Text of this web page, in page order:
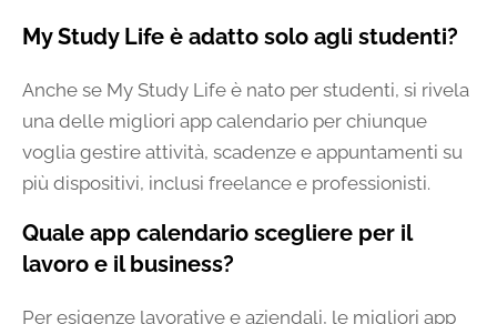
My Study Life è adatto solo agli studenti?
Anche se My Study Life è nato per studenti, si rivela
una delle migliori app calendario per chiunque
voglia gestire attività, scadenze e appuntamenti su
più dispositivi, inclusi freelance e professionisti.
Quale app calendario scegliere per il
lavoro e il business?
Per esigenze lavorative e aziendali, le migliori app